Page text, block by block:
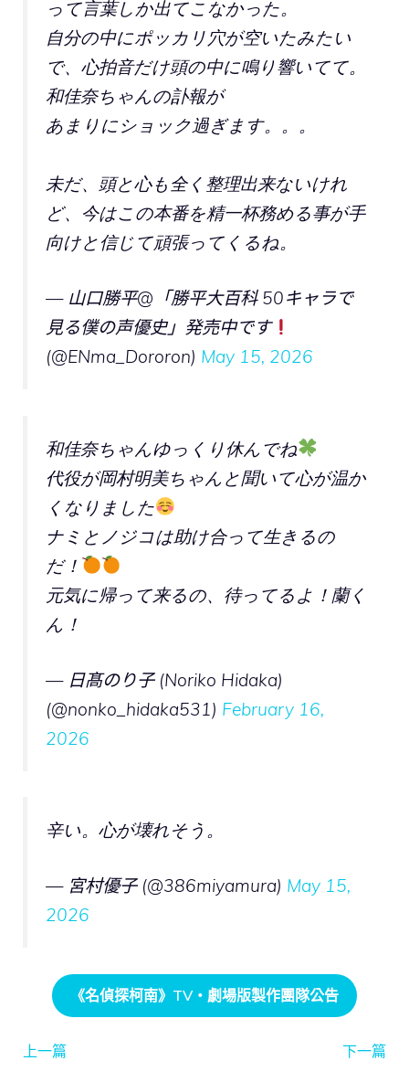
って言葉しか出てこなかった。
自分の中にポッカリ穴が空いたみたい
で、心拍音だけ頭の中に鳴り響いてて。
和佳奈ちゃんの訃報が
あまりにショック過ぎます。。。
未だ、頭と心も全く整理出来ないけれ
ど、今はこの本番を精一杯務める事が手
向けと信じて頑張ってくるね。
— 山口勝平@「勝平大百科 50キャラで
見る僕の声優史」発売中です
(@ENma_Dororon) May 15, 2026
和佳奈ちゃんゆっくり休んでね
代役が岡村明美ちゃんと聞いて心が温か
くなりました
ナミとノジコは助け合って生きるの
だ！
元気に帰って来るの、待ってるよ！蘭く
ん！
— 日髙のり子 (Noriko Hidaka)
(@nonko_hidaka531) February 16,
2026
辛い。心が壊れそう。
— 宮村優子 (@386miyamura) May 15,
2026
《名偵探柯南》TV・劇場版製作團隊公告
上一篇 下一篇